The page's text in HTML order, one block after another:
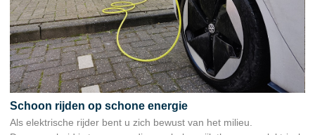
Schoon rijden op schone energie
Als elektrische rijder bent u zich bewust van het milieu.